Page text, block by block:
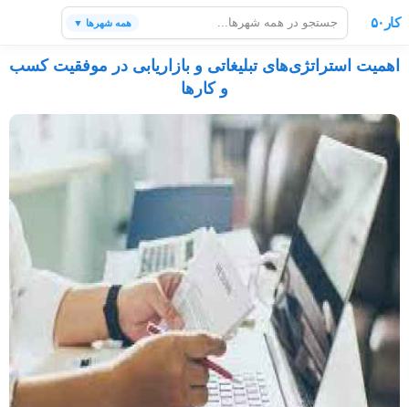
کار۵۰ همه شهرها ▼
اهمیت استراتژی‌های تبلیغاتی و بازاریابی در موفقیت کسب
و کارها